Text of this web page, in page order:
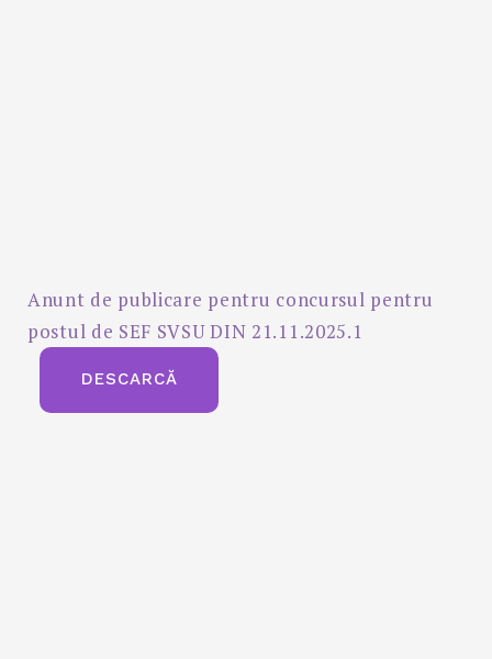
Anunt de publicare pentru concursul pentru
postul de SEF SVSU DIN 21.11.2025.1
DESCARCĂ